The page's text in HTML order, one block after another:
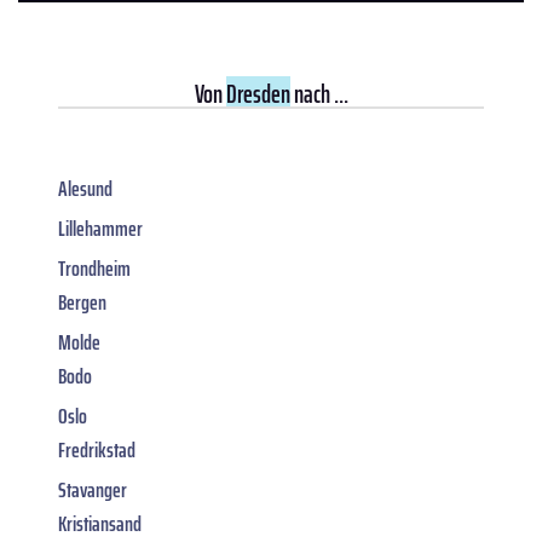
VonDresdennach ...
Alesund
Lillehammer
Trondheim
Bergen
Molde
Bodo
Oslo
Fredrikstad
Stavanger
Kristiansand